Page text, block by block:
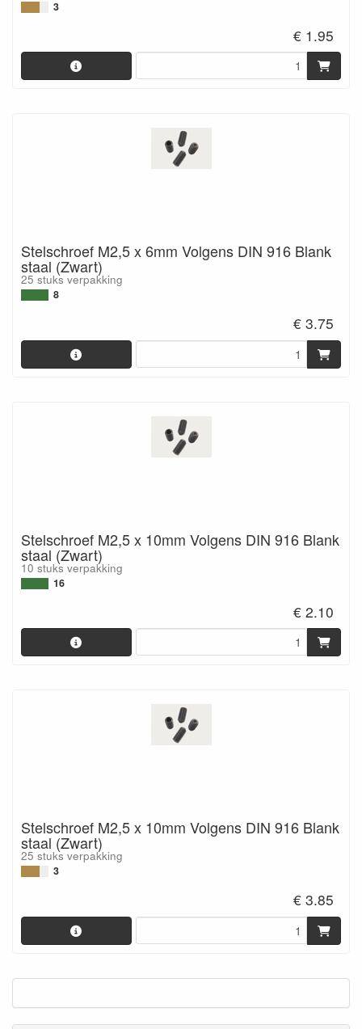
3
€ 1.95
Stelschroef M2,5 x 6mm Volgens DIN 916 Blank
staal (Zwart)
25 stuks verpakking
8
€ 3.75
Stelschroef M2,5 x 10mm Volgens DIN 916 Blank
staal (Zwart)
10 stuks verpakking
16
€ 2.10
Stelschroef M2,5 x 10mm Volgens DIN 916 Blank
staal (Zwart)
25 stuks verpakking
3
€ 3.85